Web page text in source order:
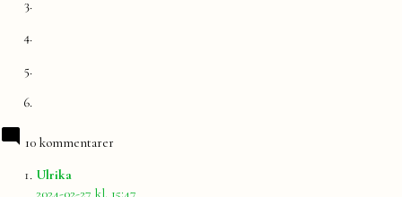
10 kommentarer
Ulrika
2024-02-27 kl. 15:47